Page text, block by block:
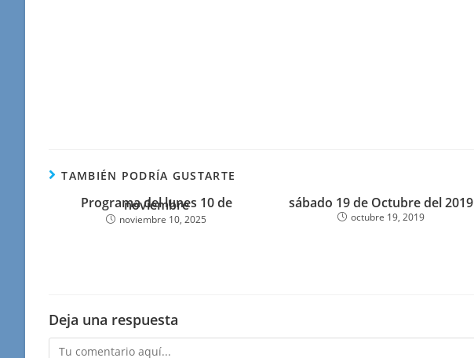
TAMBIÉN PODRÍA GUSTARTE
Programa del lunes 10 de
noviembre
noviembre 10, 2025
sábado 19 de Octubre del 2019
octubre 19, 2019
Deja una respuesta
Comentario